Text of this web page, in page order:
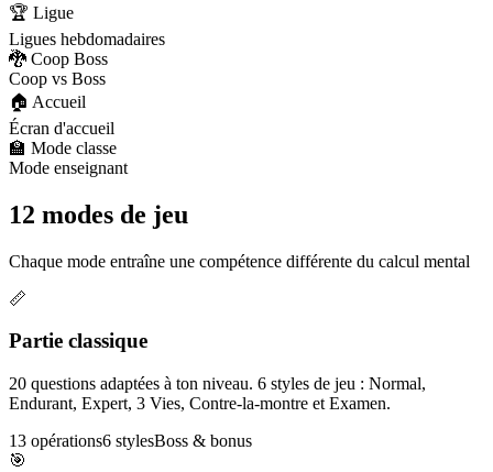
🏆 Ligue
Ligues hebdomadaires
🐉 Coop Boss
Coop vs Boss
🏠 Accueil
Écran d'accueil
🏫 Mode classe
Mode enseignant
12 modes de jeu
Chaque mode entraîne une compétence différente du calcul mental
📏
Partie classique
20 questions adaptées à ton niveau. 6 styles de jeu : Normal,
Endurant, Expert, 3 Vies, Contre-la-montre et Examen.
13 opérations6 stylesBoss & bonus
🎯